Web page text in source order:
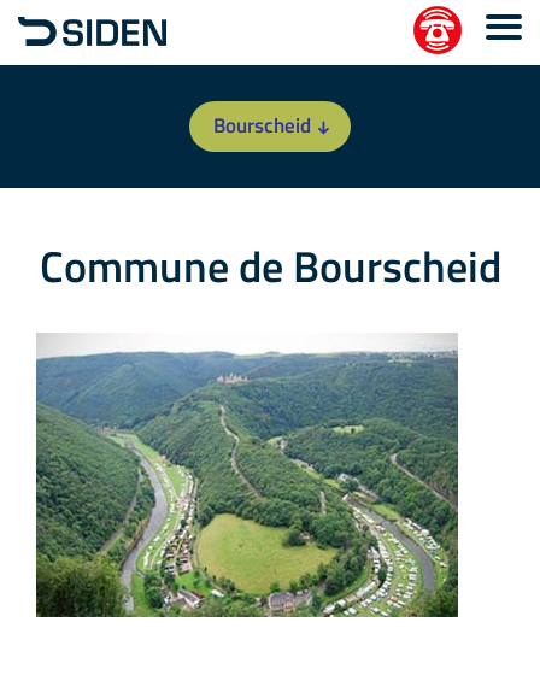
Bourscheid
Commune de Bourscheid